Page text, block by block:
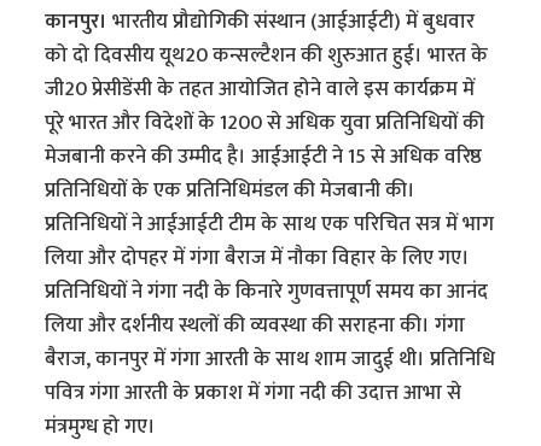
कानपुर।भारतीय प्रौद्योगिकी संस्थान (आईआईटी) में बुधवार
को दो दिवसीय यूथ20 कन्सल्टैशन की शुरुआत हुई। भारत के
जी20 प्रेसीडेंसी के तहत आयोजित होने वाले इस कार्यक्रम में
पूरे भारत और विदेशों के 1200 से अधिक युवा प्रतिनिधियों की
मेजबानी करने की उम्मीद है। आईआईटी ने 15 से अधिक वरिष्ठ
प्रतिनिधियों के एक प्रतिनिधिमंडल की मेजबानी की।
प्रतिनिधियों ने आईआईटी टीम के साथ एक परिचित सत्र में भाग
लिया और दोपहर में गंगा बैराज में नौका विहार के लिए गए।
प्रतिनिधियों ने गंगा नदी के किनारे गुणवत्तापूर्ण समय का आनंद
लिया और दर्शनीय स्थलों की व्यवस्था की सराहना की। गंगा
बैराज, कानपुर में गंगा आरती के साथ शाम जादुई थी। प्रतिनिधि
पवित्र गंगा आरती के प्रकाश में गंगा नदी की उदात्त आभा से
मंत्रमुग्ध हो गए।